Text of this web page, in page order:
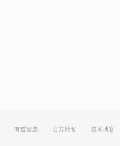
有道智选 官方博客 技术博客